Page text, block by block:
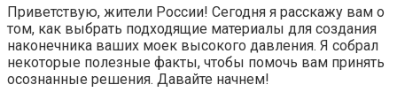
Приветствую, жители России! Сегодня я расскажу вам о
том, как выбрать подходящие материалы для создания
наконечника ваших моек высокого давления. Я собрал
некоторые полезные факты, чтобы помочь вам принять
осознанные решения. Давайте начнем!